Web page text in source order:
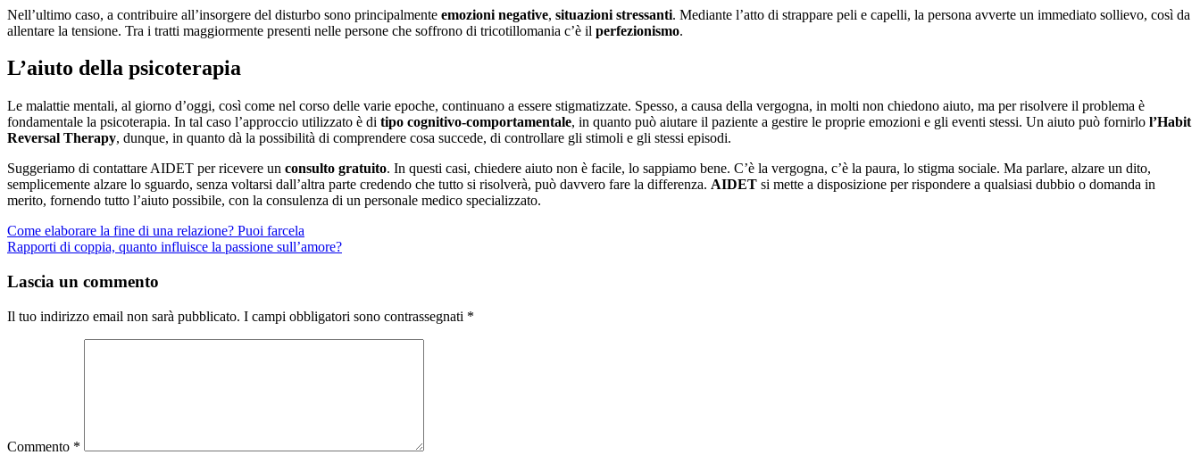
Nell’ultimo caso, a contribuire all’insorgere del disturbo sono principalmente emozioni negative, situazioni stressanti. Mediante l’atto di strappare peli e capelli, la persona avverte un immediato sollievo, così da
allentare la tensione. Tra i tratti maggiormente presenti nelle persone che soffrono di tricotillomania c’è il perfezionismo.
L’aiuto della psicoterapia
Le malattie mentali, al giorno d’oggi, così come nel corso delle varie epoche, continuano a essere stigmatizzate. Spesso, a causa della vergogna, in molti non chiedono aiuto, ma per risolvere il problema è
fondamentale la psicoterapia. In tal caso l’approccio utilizzato è di tipo cognitivo-comportamentale, in quanto può aiutare il paziente a gestire le proprie emozioni e gli eventi stessi. Un aiuto può fornirlo l’Habit
Reversal Therapy, dunque, in quanto dà la possibilità di comprendere cosa succede, di controllare gli stimoli e gli stessi episodi.
Suggeriamo di contattare AIDET per ricevere un consulto gratuito. In questi casi, chiedere aiuto non è facile, lo sappiamo bene. C’è la vergogna, c’è la paura, lo stigma sociale. Ma parlare, alzare un dito,
semplicemente alzare lo sguardo, senza voltarsi dall’altra parte credendo che tutto si risolverà, può davvero fare la differenza. AIDET si mette a disposizione per rispondere a qualsiasi dubbio o domanda in
merito, fornendo tutto l’aiuto possibile, con la consulenza di un personale medico specializzato.
Post
navigation
Come elaborare la fine di una relazione? Puoi farcela
Rapporti di coppia, quanto influisce la passione sull’amore?
Lascia un commento
Il tuo indirizzo email non sarà pubblicato. I campi obbligatori sono contrassegnati *
Commento *